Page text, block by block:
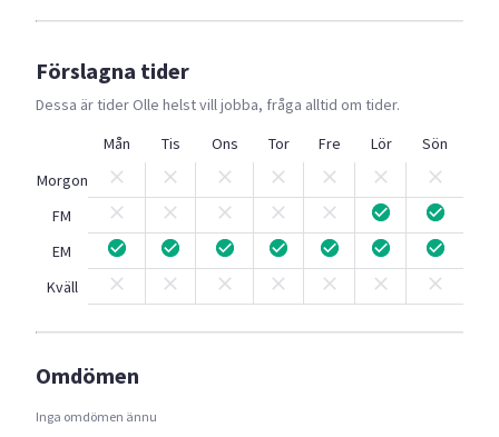
Förslagna tider
Dessa är tider Olle helst vill jobba, fråga alltid om tider.
Mån
Tis Ons Tor Fre Lör
Sön
Morgon
FM
EM
Kväll
Omdömen
Inga omdömen ännu